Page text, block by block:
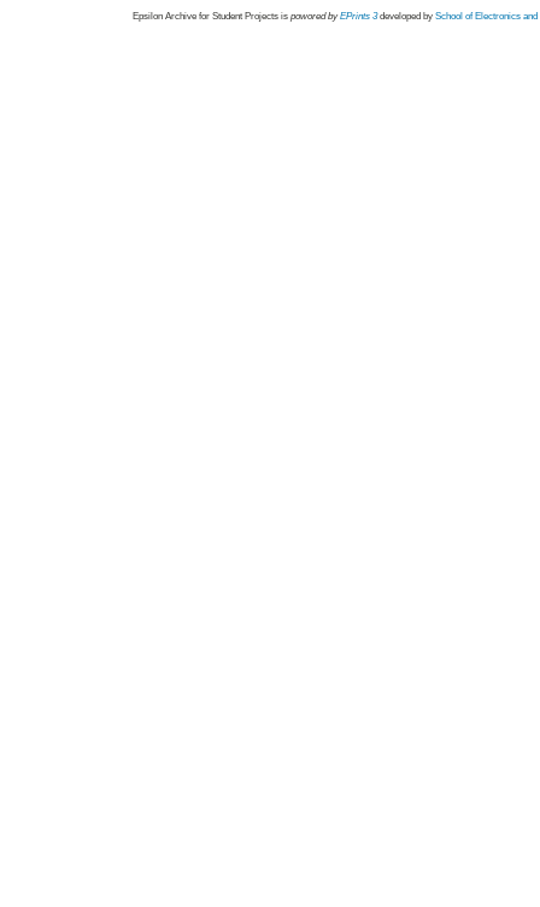
Epsilon Archive for Student Projects is powored byEPrints 3 developed by School of Electronics